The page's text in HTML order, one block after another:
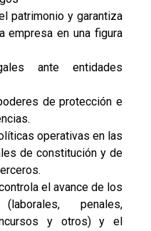
patrimonio y garantiza
empresa en una figura
ante entidades
de protección e
operativas en las
de constitución y de
el avance de los
penales,
y otros) y el